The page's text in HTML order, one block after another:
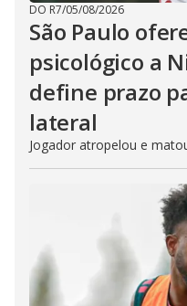
DO R7/05/08/2026
São Paulo
psicológico a
define prazo
lateral
Jogador atropelou e